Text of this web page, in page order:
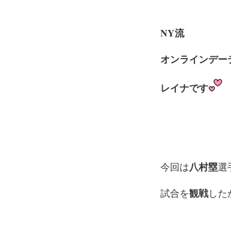
NY流
オンラインデ
レイナです
今回は八村塁選
試合を観戦した